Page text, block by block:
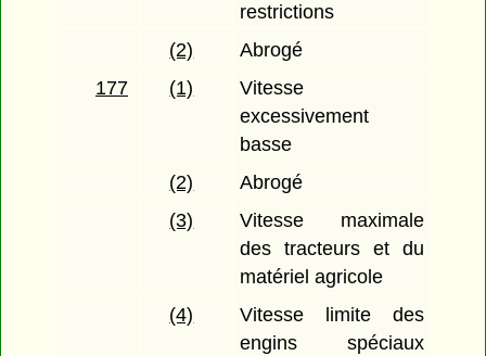
restrictions
(2)
Abrogé
177
(1)
Vitesse
excessivement
basse
(2)
Abrogé
(3)
Vitesse maximale
des tracteurs et du
matériel agricole
(4)
Vitesse limite des
engins spéciaux